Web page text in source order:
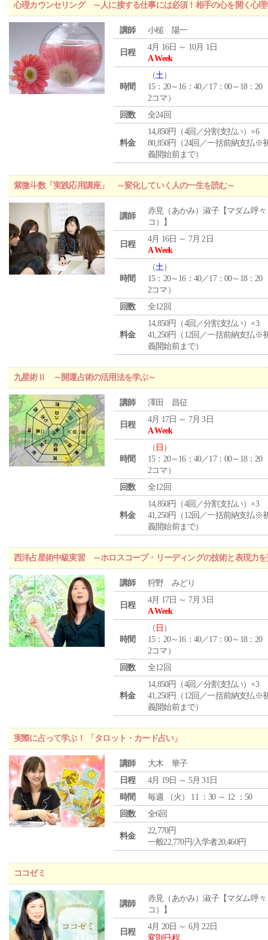
心理カウンセリング ～人に接する仕事には必須！相手の心を開く心理
講師 小槌 陽一
日程
4月 16日 ～ 10月 1日
A Week
時間
（土）
15：20～16：40／17：00～18：20
2コマ）
回数
全24回
料金
14,850円（4回／分割支払い）×6
80,850円（24回／一括前納支払※
義開始前まで）
紫微斗数「実践応用講座」 ～変化していく人の一生を読む～
講師
赤見（あかみ）淑子【マダム呼々
コ）】
日程
4月 16日 ～ 7月 2日
A Week
時間
（土）
15：20～16：40／17：00～18：20
2コマ）
回数
全12回
料金
14,850円（4回／分割支払い）×3
41,250円（12回／一括前納支払※
義開始前まで）
九星術Ⅱ ～開運占術の活用法を学ぶ～
講師 澤田 昌征
日程
4月 17日 ～ 7月 3日
A Week
時間
（ 日 ）
15：20～16：40／17：00～18：20
2コマ）
回数
全12回
料金
14,850円（4回／分割支払い）×3
41,250円（12回／一括前納支払※
義開始前まで）
西洋占星術中級実習 ～ホロスコープ・リーディングの技術と表現力
講師 狩野 みどり
日程
4月 17日 ～ 7月 3日
A Week
時間
（ 日 ）
15：20～16：40／17：00～18：20
2コマ）
回数
全12回
料金
14,850円（4回／分割支払い）×3
41,250円（12回／一括前納支払※
義開始前まで）
実際に占って学ぶ！ 「タロット・カード占い」
講師
大木 華子
日程
4月 19日 ～ 5月 31日
時間
毎週 （火 ） 11 ：30 ～ 12 ：50
回数
全6回
料金
22,770円
一般22,770円/入学者20,460円
ココゼミ
講師
赤見（あかみ）淑子【マダム呼々
コ）】
日程
4月 20日 ～ 6月 22日
変則日程